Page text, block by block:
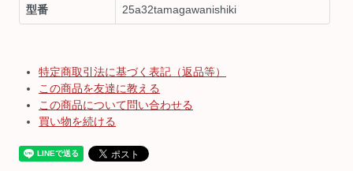
型番 25a32tamagawanishiki
特定商取引法に基づく表記（返品等）
この商品を友達に教える
この商品について問い合わせる
買い物を続ける